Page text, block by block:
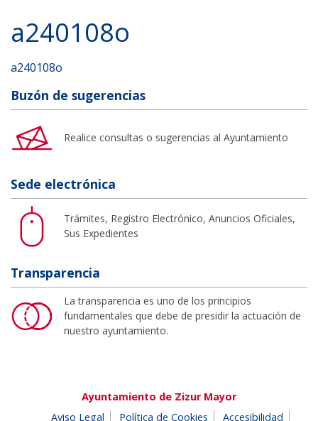
a240108o
a240108o
Buzón de sugerencias
Realice consultas o sugerencias al Ayuntamiento
Sede electrónica
Trámites, Registro Electrónico, Anuncios Oficiales,
Sus Expedientes
Transparencia
La transparencia es uno de los principios
fundamentales que debe de presidir la actuación de
nuestro ayuntamiento.
Ayuntamiento de Zizur Mayor
Aviso Legal
Política de Cookies Accesibilidad